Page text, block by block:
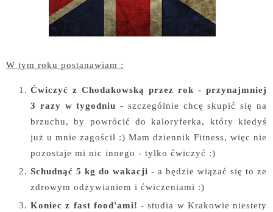
W tym roku postanawiam :
Ćwiczyć z Chodakowską przez rok - przynajmniej
3 razy w tygodniu - szczególnie chcę skupić się na
brzuchu, by powrócić do kaloryferka, który kiedyś
już u mnie zagościł :) Mam dziennik Fitness, więc nie
pozostaje mi nic innego - tylko ćwiczyć :)
Schudnąć 5 kg do wakacji - a będzie wiązać się to ze
zdrowym odżywianiem i ćwiczeniami :)
Koniec z fast food'ami! - studia w Krakowie niestety